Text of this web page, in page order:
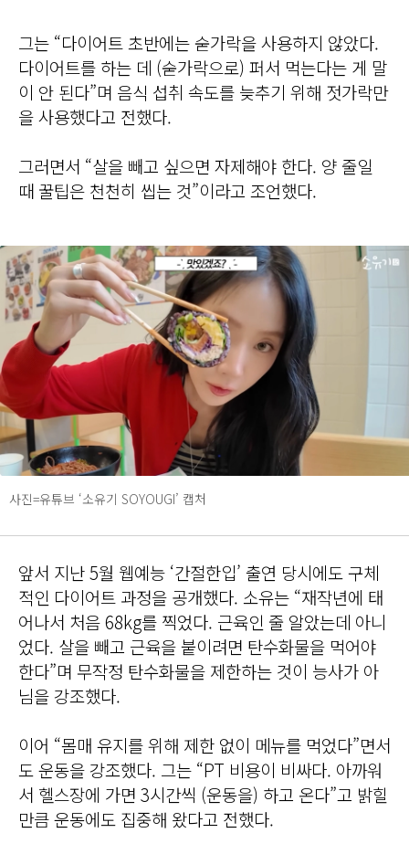
그는 “다이어트 초반에는 숟가락을 사용하지 않았다.
다이어트를 하는 데 (숟가락으로) 퍼서 먹는다는 게 말
이 안 된다”며 음식 섭취 속도를 늦추기 위해 젓가락만
을 사용했다고 전했다.
그러면서 “살을 빼고 싶으면 자제해야 한다. 양 줄일
때 꿀팁은 천천히 씹는 것”이라고 조언했다.
사진=유튜브 ‘소유기 SOYOUGI’ 캡처
앞서 지난 5월 웹예능 ‘간절한입’ 출연 당시에도 구체
적인 다이어트 과정을 공개했다. 소유는 “재작년에 태
어나서 처음 68kg를 찍었다. 근육인 줄 알았는데 아니
었다. 살을 빼고 근육을 붙이려면 탄수화물을 먹어야
한다”며 무작정 탄수화물을 제한하는 것이 능사가 아
님을 강조했다.
이어 “몸매 유지를 위해 제한 없이 메뉴를 먹었다”면서
도 운동을 강조했다. 그는 “PT 비용이 비싸다. 아까워
서 헬스장에 가면 3시간씩 (운동을) 하고 온다”고 밝힐
만큼 운동에도 집중해 왔다고 전했다.